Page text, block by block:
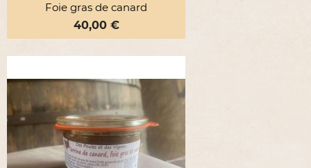
Foie gras de canard
Prix
40,00 €